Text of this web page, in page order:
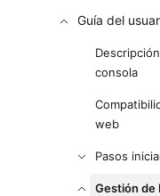
Guía del
consola
web
Pasos
Gestión de